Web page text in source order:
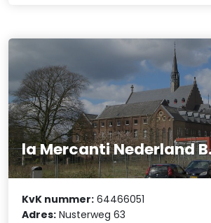
la Mercanti Nederland
KvK nummer: 64466051
Adres: Nusterweg 63